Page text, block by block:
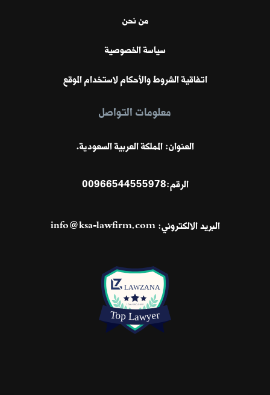
من نحن
سياسة الخصوصية
اتفاقية الشروط والأحكام لاستخدام الموقع
معلومات التواصل
العنوان: المملكة العربية السعودية.
الرقم:00966544555978
البريد الالكتروني:info@ksa-lawfirm.com